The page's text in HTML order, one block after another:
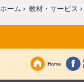
ホーム › 教材・サービス ›
Home